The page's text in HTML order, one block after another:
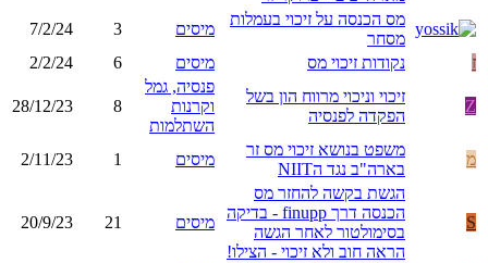
מס הכנסה על זיכוי בעמלות
מסחר
מיסים 3
7/2/24
ז
נקודות זיכוי מס מיסים 6
2/2/24
Z
זיכוי וניכוי מרווח הון בשל
הפקדה לפנסיה
פנסיה, גמל
וקרנות
השתלמות
8
28/12/23
מ
משפט בנושא זיכוי מס זר
בארה"ב נגד הNIIT
מיסים 1
2/11/23
S
הגשת בקשה להחזר מס
הכנסה דרך finupp - בדיקה
בסימולטור לאחר הגשה
הראה חוב ולא זיכוי - הצילו!
מיסים 21
20/9/23